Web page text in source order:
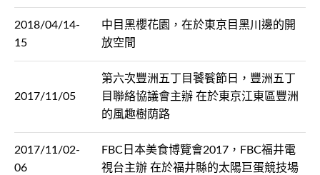
2018/04/14-
15
中目黑櫻花園，在於東京目黑川邊的開
放空間
2017/11/05
第六次豐洲五丁目饕餮節日，豐洲五丁
目聯絡協議會主辦 在於東京江東區豐洲
的風趣樹荫路
2017/11/02-
06
FBC日本美食博覽會2017，FBC福井電
視台主辦 在於福井縣的太陽巨蛋競技場